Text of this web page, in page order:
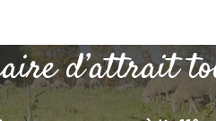
d’attrait